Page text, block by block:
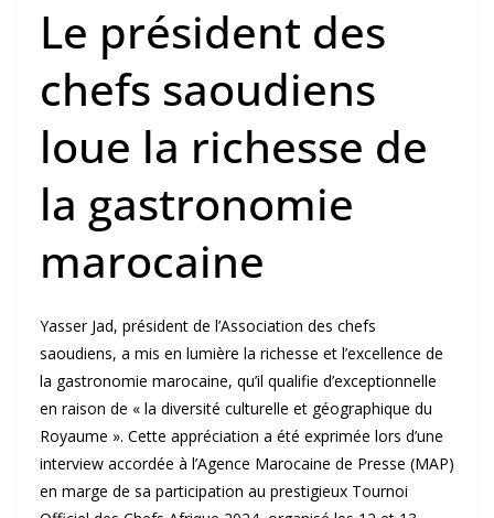
Le président des
chefs saoudiens
loue la richesse de
la gastronomie
marocaine
Yasser Jad, président de l’Association des chefs
saoudiens, a mis en lumière la richesse et l’excellence de
la gastronomie marocaine, qu’il qualifie d’exceptionnelle
en raison de « la diversité culturelle et géographique du
Royaume ». Cette appréciation a été exprimée lors d’une
interview accordée à l’Agence Marocaine de Presse (MAP)
en marge de sa participation au prestigieux Tournoi